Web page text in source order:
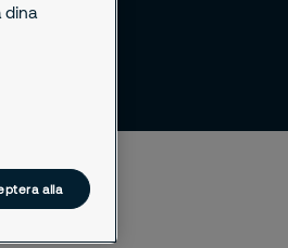
dina
alla